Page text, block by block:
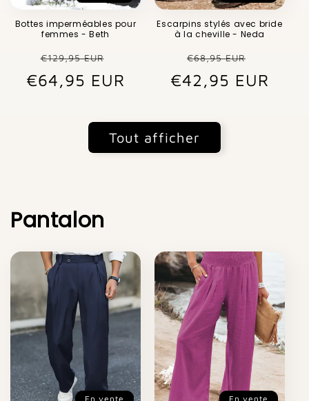
Bottes imperméables pour
femmes - Beth
Prix
habituel
€129,95 EUR
promotionnel
€64,95 EUR
Escarpins stylés avec bride
à la cheville - Neda
Prix
habituel
€68,95 EUR
€42,95 EUR
Tout afficher
Pantalon
En vente En vente